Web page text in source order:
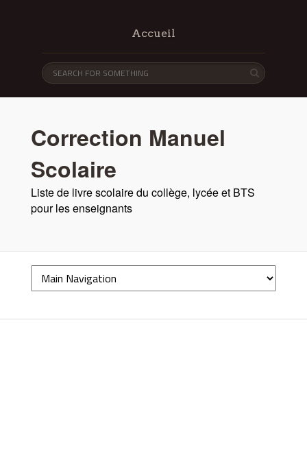
Accueil
Correction Manuel
Scolaire
Liste de livre scolaire du collège, lycée et BTS
pour les enseignants